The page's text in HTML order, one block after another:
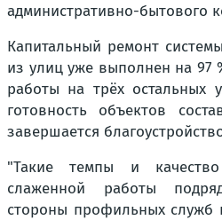
административно-бытового
Капитальный ремонт
из улиц уже выполнен на 97
работы на трёх
готовность объектов
завершается
"Такие темпы и
слаженной работы
стороны профильных